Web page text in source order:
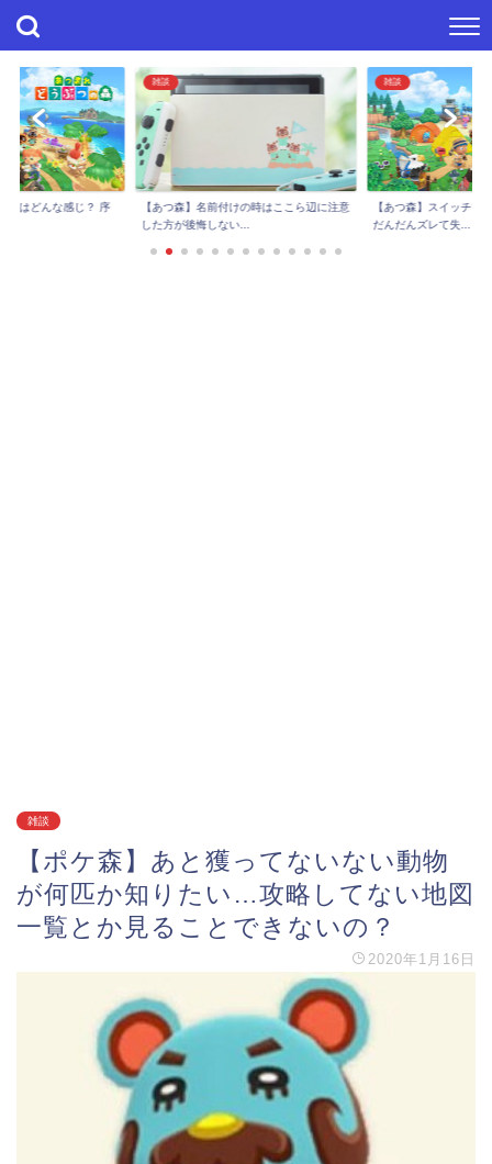
捗はどんな感じ？ 序
雑談
【あつ森】名前付けの時はここら辺に注意
した方が後悔しない...
雑談
【あつ森】スイッチで
だんだんズレて失...
雑談
【ポケ森】あと獲ってないない動物
が何匹か知りたい…攻略してない地図
一覧とか見ることできないの？
2020年1月16日